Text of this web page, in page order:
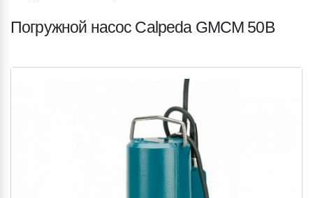
Погружной насос Calpeda GMCM 50B